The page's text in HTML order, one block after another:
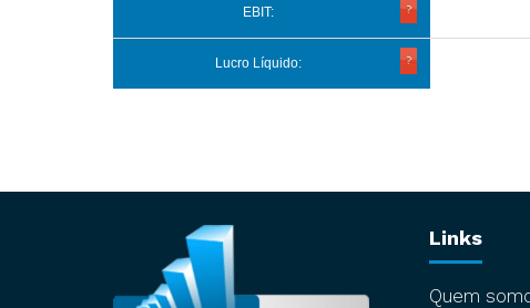
EBIT:
Lucro Líquido:
Links
Quem